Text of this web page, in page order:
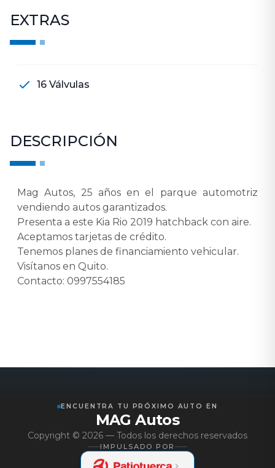
EXTRAS
16 Válvulas
DESCRIPCIÓN
Mag Autos, 25 años en el parque automotriz
vendiendo autos garantizados.
Presenta a este Kia Rio 2019 hatchback con aire.
Aceptamos tarjetas de crédito.
Tenemos planes de financiamiento vehicular.
Visítanos en Quito.
Contacto: 0997554185
ENCUENTRA TU PRÓXIMO AUTO EN
MAG Autos
Copyright © 2026 — Todos los derechos reservados
IMPULSADO POR